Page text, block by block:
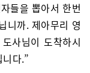
들을 뽑아서 한번
니까. 제아무리 영
사님이 도착하시
다.”